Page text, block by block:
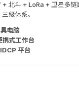
北斗 + LoRa + 卫星多链
级体系。
电脑
式工作台
平台